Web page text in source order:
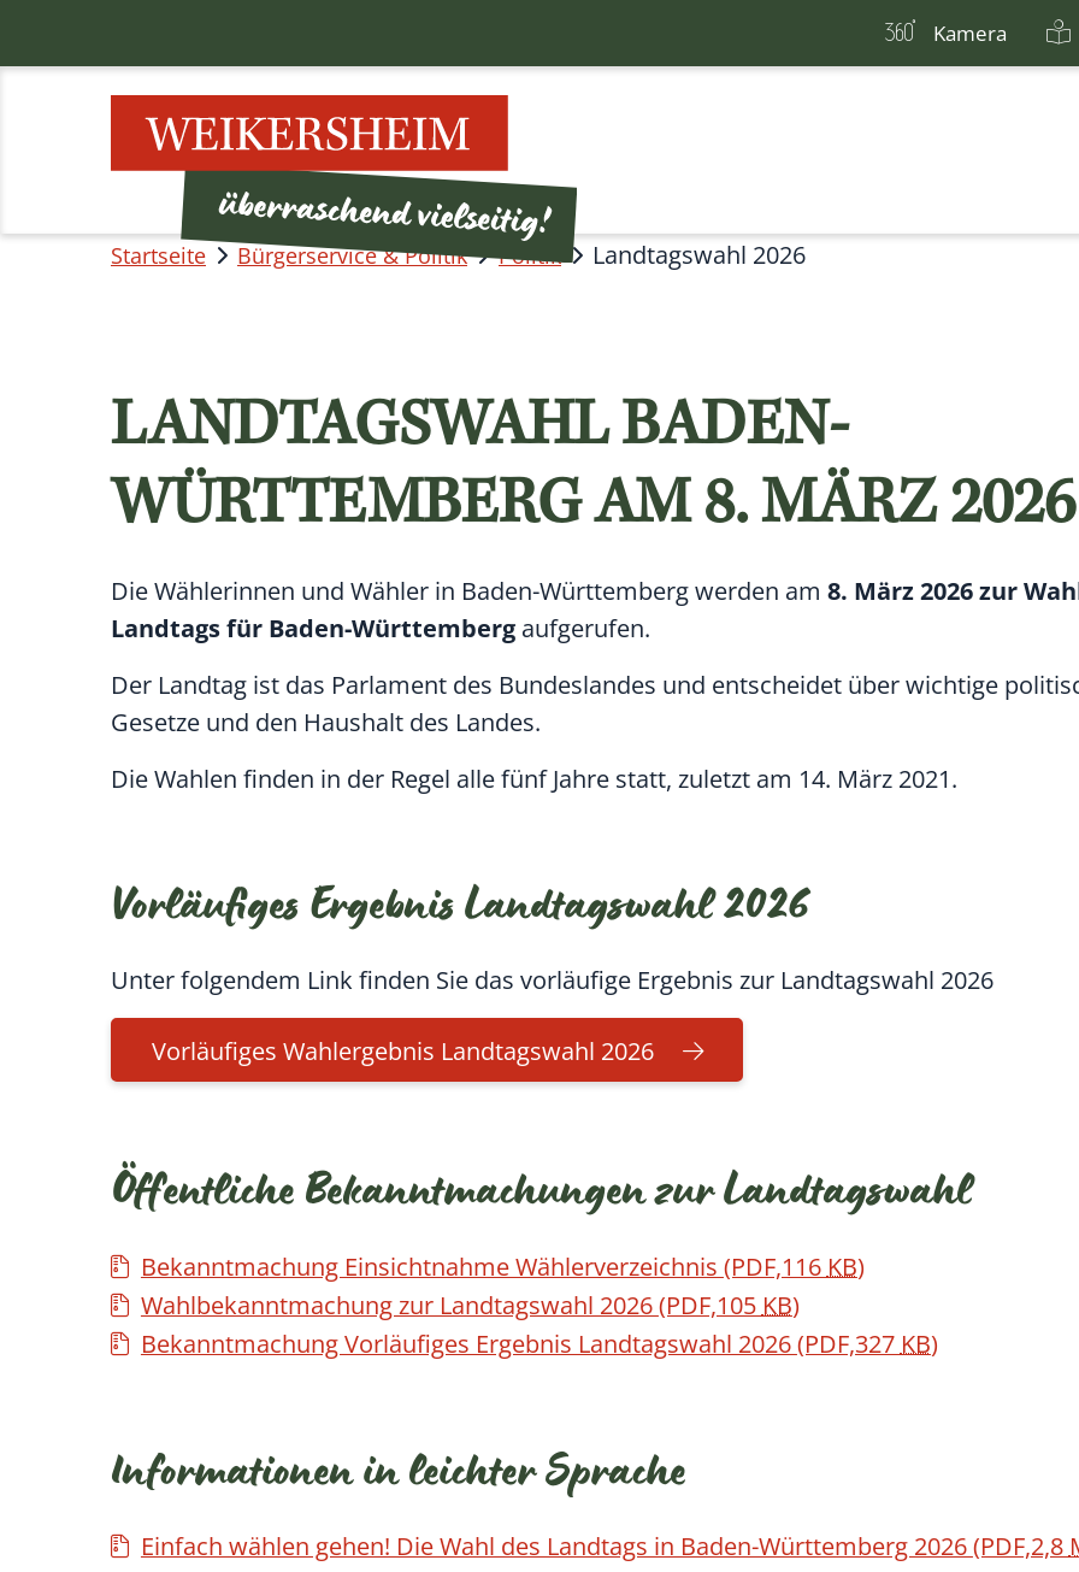
Kamera
Startseite Bürgerservice & Politik Politik Landtagswahl 2026
LANDTAGSWAHL BADEN-
WÜRTTEMBERG AM 8. MÄRZ 2026
Die Wählerinnen und Wähler in Baden-Württemberg werden am 8. März 2026 zur
Landtags für Baden-Württemberg aufgerufen.
Der Landtag ist das Parlament des Bundeslandes und entscheidet über wichtige
Gesetze und den Haushalt des Landes.
Die Wahlen finden in der Regel alle fünf Jahre statt, zuletzt am 14. März 2021.
Vorläufiges Ergebnis Landtagswahl 2026
Unter folgendem Link finden Sie das vorläufige Ergebnis zur Landtagswahl 2026
Vorläufiges Wahlergebnis Landtagswahl 2026
Öffentliche Bekanntmachungen zur Landtagswahl
Bekanntmachung Einsichtnahme Wählerverzeichnis (PDF,116 KB)
Wahlbekanntmachung zur Landtagswahl 2026(PDF,105 KB)
Bekanntmachung Vorläufiges Ergebnis Landtagswahl 2026(PDF,327 KB)
Informationen in leichter Sprache
Einfach wählen gehen! Die Wahl des Landtags in Baden-Württemberg 2026(PDF,2,8